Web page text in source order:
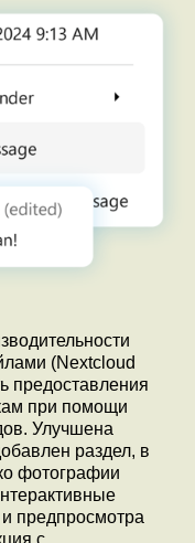
(Nextcloud
предоставления
при помощи
Улучшена
раздел, в
фотографии
предпросмотра
с